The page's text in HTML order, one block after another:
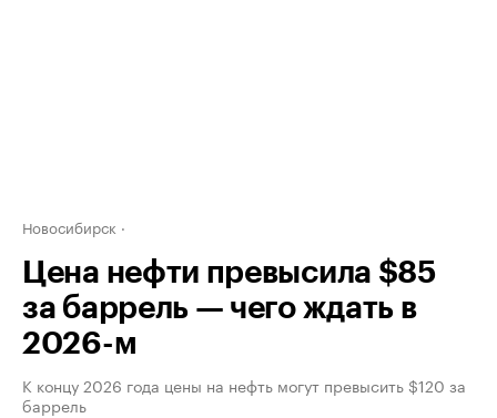
Новосибирск
Цена нефти превысила $85
за баррель — чего ждать в
2026-м
К концу 2026 года цены на нефть могут превысить $120 за
баррель